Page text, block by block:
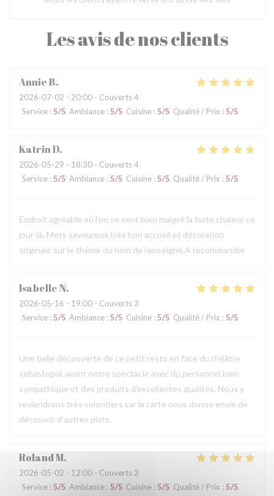
Les avis de nos clients
AnnieB
2026-07-02 - 20:00 - Couverts 4
Service : 5/5 Ambiance : 5/5 Cuisine : 5/5 Qualité / Prix : 5/5
KatrinD
2026-05-29 - 18:30 - Couverts 4
Service : 5/5 Ambiance : 5/5 Cuisine : 5/5 Qualité / Prix : 5/5
Endroit agréable où l’on se sent bien malgré la forte chaleur ce
jour-là. Mets savoureux.très bon accueil et décoration
originale sur le thème du nom de l’enseigne.A recommander
IsabelleN
2026-05-16 - 19:00 - Couverts 3
Service : 5/5 Ambiance : 5/5 Cuisine : 5/5 Qualité / Prix : 5/5
Une belle découverte de ce petit resto en face du théâtre
sebastopol, avant notre spectacle avec du personnel bien
sympathique et des produits d'excellentes qualités. Nous y
reviendrons très volontiers car la carte nous donne envie de
découvrir d'autres plats.
RolandM
2026-05-02 - 12:00 - Couverts 2
Service : 5/5 Ambiance : 5/5 Cuisine : 5/5 Qualité / Prix : 5/5